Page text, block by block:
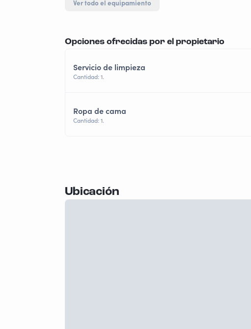
Ver todo el equipamiento
Opciones ofrecidas por el propietario
Servicio de limpieza
Cantidad: 1.
Ropa de cama
Cantidad: 1.
Ubicación